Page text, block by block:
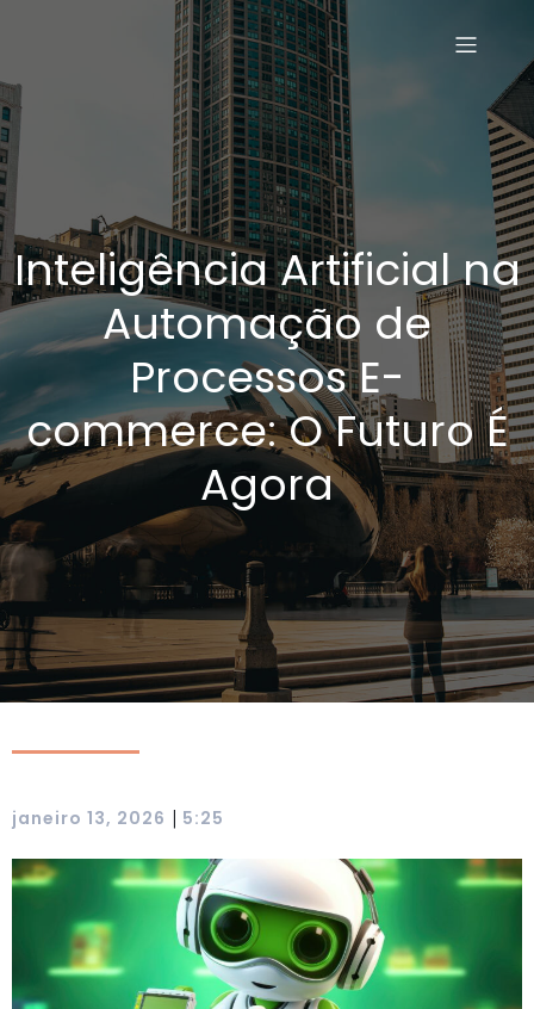
Inteligência Artificial na
Automação de
Processos E-
commerce: O Futuro É
Agora
janeiro 13, 2026 | 5:25